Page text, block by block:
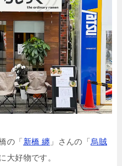
の「 新橋 纏 」さんの「 烏賊
大好物です。